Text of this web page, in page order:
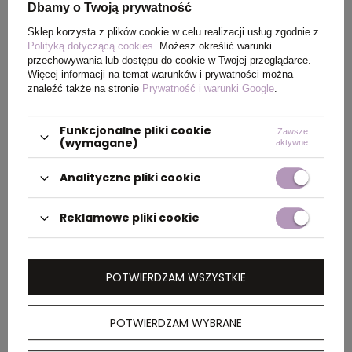
Ilość szt. w
kartonie
wewnętrznym
5
Wymiary
kartonu
zewnętrznego
60 x 40 x 25 cm
Koszulka, unisex, regularny krój, okrągły dekolt,
recyklingu i w 50% z bawełny organicznej o
gramaturze 180 g/m2, bez dodatku poliestru,
posiada wbudowany znacznik AWARE™, który
Dbamy o Twoją prywatność
Sklep korzysta z plików cookie w celu realizacji usług zgodnie z
Polityką dotyczącą cookies. Możesz określić warunki
przechowywania lub dostępu do cookie w Twojej przeglądarce.
Więcej informacji na temat warunków i prywatności można
znaleźć także na stronie Prywatność i warunki Google.
Funkcjonalne pliki cookie
(wymagane)
Zawsze
aktywne
Analityczne pliki cookie
Reklamowe pliki cookie
POTWIERDZAM WYBRANE
POTWIERDZAM WSZYSTKIE